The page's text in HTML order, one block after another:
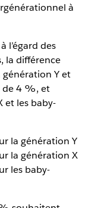
à
l’égard des
la différence
génération Y et
de 4 %, et
et les baby-
la génération Y
la génération X
les baby-